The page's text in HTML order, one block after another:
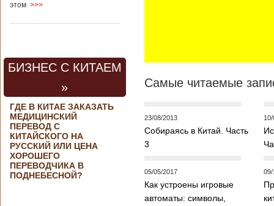
корпорации
Кладов
аэрокосмической
выставки Aero
Бангалоре в
Индии. Контракт
между Китаем и
Россией на
разработку,
Подробнее...
Опубликовано
21/02/2019 - 22:26
В Китае найден
древний
этом >>>
БИЗНЕС С КИТАЕМ
»
ГДЕ В КИТАЕ ЗАКАЗАТЬ
МЕДИЦИНСКИЙ
ПЕРЕВОД С
КИТАЙСКОГО НА
РУССКИЙ ИЛИ ЦЕНА
ХОРОШЕГО
ПЕРЕВОДЧИКА В
ПОДНЕБЕСНОЙ?
Самые читаемые
23/08/2013
Собираясь в Китай. Часть
3
05/05/2017
Как устроены игровые
автоматы: символы,
09/